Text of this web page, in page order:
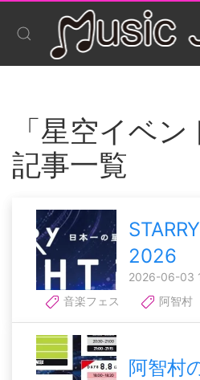
「星空イベ
記事一覧
2026
2026-06-03
音楽フェス
阿智村
阿智村